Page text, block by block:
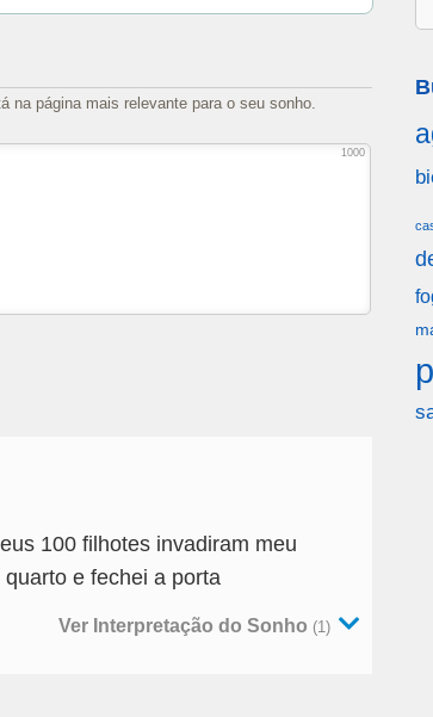
página mais relevante para o seu sonho.
1000
100 filhotes invadiram meu
e fechei a porta
Ver Interpretação do Sonho (1)